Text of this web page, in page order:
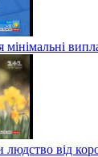
мінімальні
від